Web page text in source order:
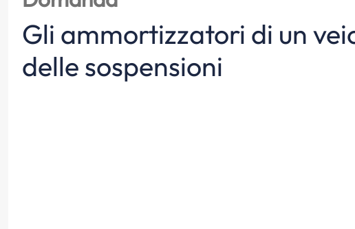
Gli ammortizzatori di un
delle sospensioni